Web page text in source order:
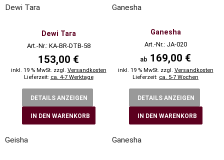
Dewi Tara
Dewi Tara
Art.-Nr.: KA-BR-DTB-58
153,00 €
inkl. 19 % MwSt. zzgl. Versandkosten
Lieferzeit: ca. 4-7 Werktage
DETAILS ANZEIGEN
IN DEN WARENKORB
Ganesha
Ganesha
Art.-Nr.: JA-020
ab 169,00 €
inkl. 19 % MwSt. zzgl. Versandkosten
Lieferzeit: ca. 5-7 Wochen
DETAILS ANZEIGEN
IN DEN WARENKORB
Geisha Ganesha